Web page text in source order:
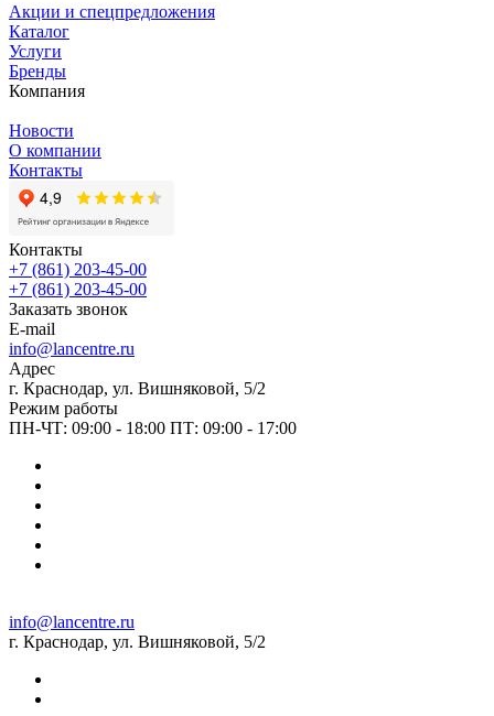
Акции и спецпредложения
Каталог
Услуги
Бренды
Компания
Новости
О компании
Контакты
Контакты
+7 (861) 203-45-00
+7 (861) 203-45-00
Заказать звонок
E-mail
info@lancentre.ru
Адрес
г. Краснодар, ул. Вишняковой, 5/2
Режим работы
ПН-ЧТ: 09:00 - 18:00 ПТ: 09:00 - 17:00
info@lancentre.ru
г. Краснодар, ул. Вишняковой, 5/2